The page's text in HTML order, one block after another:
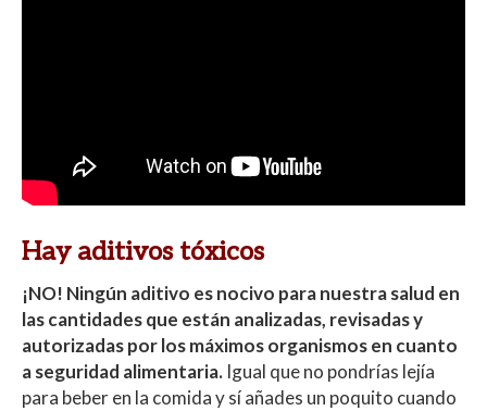
Hay aditivos tóxicos
¡NO! Ningún aditivo es nocivo para nuestra salud en
las cantidades que están analizadas, revisadas y
autorizadas por los máximos organismos en cuanto
a seguridad alimentaria. Igual que no pondrías lejía
para beber en la comida y sí añades un poquito cuando